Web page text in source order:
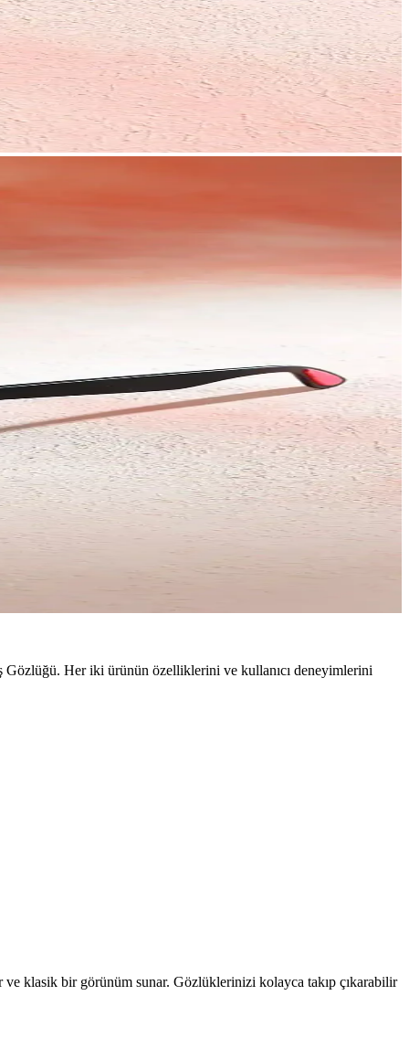
Gözlüğü. Her iki ürünün özelliklerini ve kullanıcı deneyimlerini
ve klasik bir görünüm sunar. Gözlüklerinizi kolayca takıp çıkarabilir